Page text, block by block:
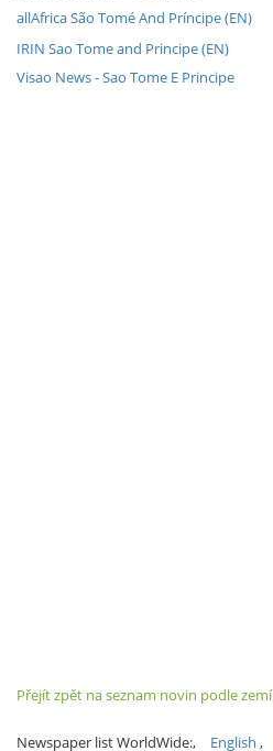
allAfrica São Tomé And Príncipe (EN)
IRIN Sao Tome and Principe (EN)
Visao News - Sao Tome E Principe
Přejít zpět na seznam novin podle zemí
Newspaper list WorldWide: English